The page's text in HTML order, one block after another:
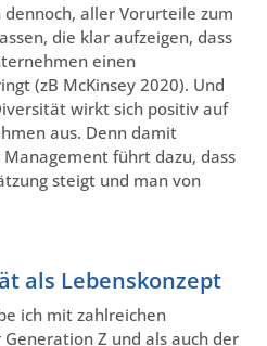
aller Vorurteile zum
die klar aufzeigen, dass
einen
(zB McKinsey 2020). Und
wirkt sich positiv auf
aus. Denn damit
führt dazu, dass
steigt und man von
als Lebenskonzept
ich mit zahlreichen
Z und als auch der